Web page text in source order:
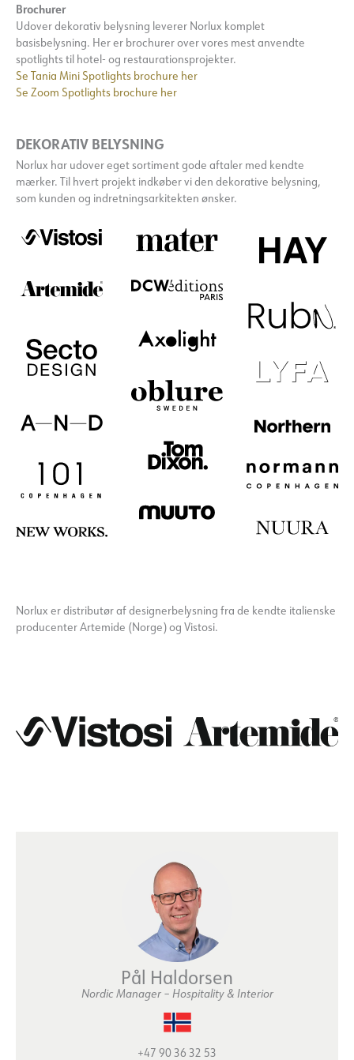
Brochurer
Udover dekorativ belysning leverer Norlux komplet
basisbelysning. Her er brochurer over vores mest anvendte
spotlights til hotel- og restaurationsprojekter.
Se Tania Mini Spotlights brochure her
Se Zoom Spotlights brochure her
DEKORATIV BELYSNING
Norlux har udover eget sortiment gode aftaler med kendte
mærker. Til hvert projekt indkøber vi den dekorative belysning,
som kunden og indretningsarkitekten ønsker.
Norlux er distributør af designerbelysning fra de kendte italienske
producenter Artemide (Norge) og Vistosi.
Pål Haldorsen
Nordic Manager – Hospitality & Interior
+47 90 36 32 53